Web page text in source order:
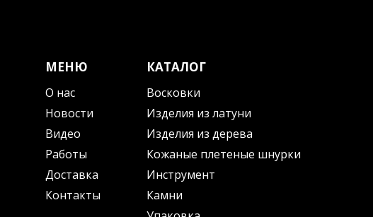
МЕНЮ
О нас
Новости
Видео
Работы
Доставка
Контакты
КАТАЛОГ
Восковки
Изделия из латуни
Изделия из дерева
Кожаные плетеные шнурки
Инструмент
Камни